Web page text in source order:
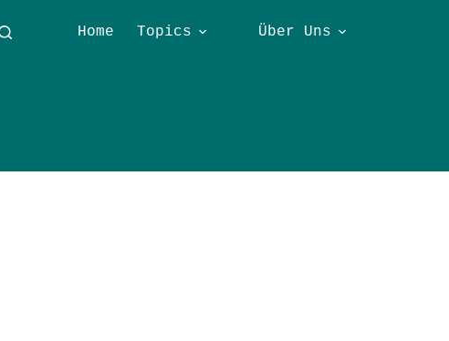
Home Topics Über Uns